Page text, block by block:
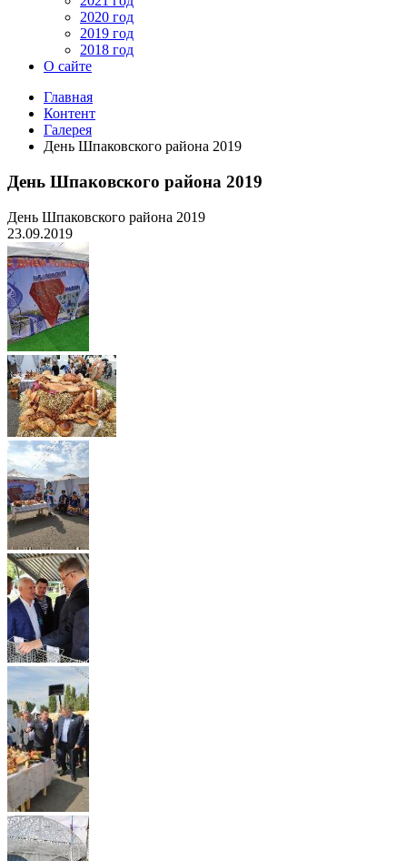
2020 год
2019 год
2018 год
О сайте
Главная
Контент
Галерея
День Шпаковского района 2019
День Шпаковского района 2019
День Шпаковского района 2019
23.09.2019